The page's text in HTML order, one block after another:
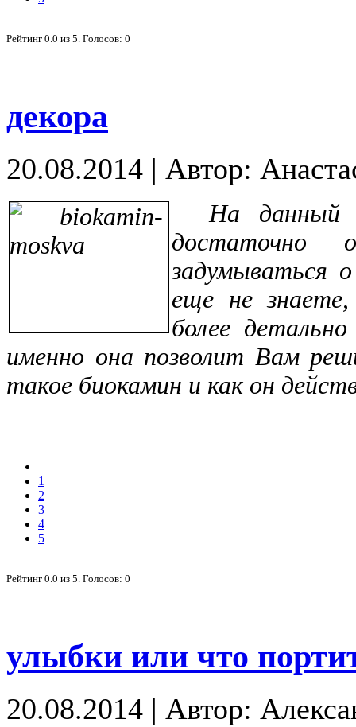
Рейтинг 0.0 из 5. Голосов: 0
декора
20.08.2014 | Автор:
На данный
достаточно
задумываться
еще не
более
именно она позволит Вам
такое биокамин и как он
1
2
3
4
5
Рейтинг 0.0 из 5. Голосов: 0
улыбки или что
20.08.2014 | Автор: